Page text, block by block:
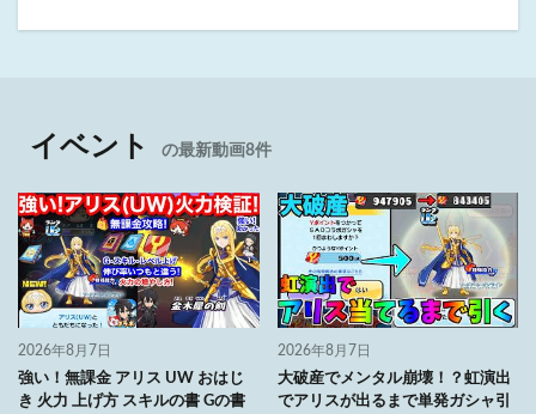
イベント の最新動画8件
2026年8月7日
強い！無課金 アリス UW おはじ
き 火力 上げ方 スキルの書 Gの書
2026年8月7日
大破産でメンタル崩壊！？虹演出
でアリスが出るまで単発ガシャ引